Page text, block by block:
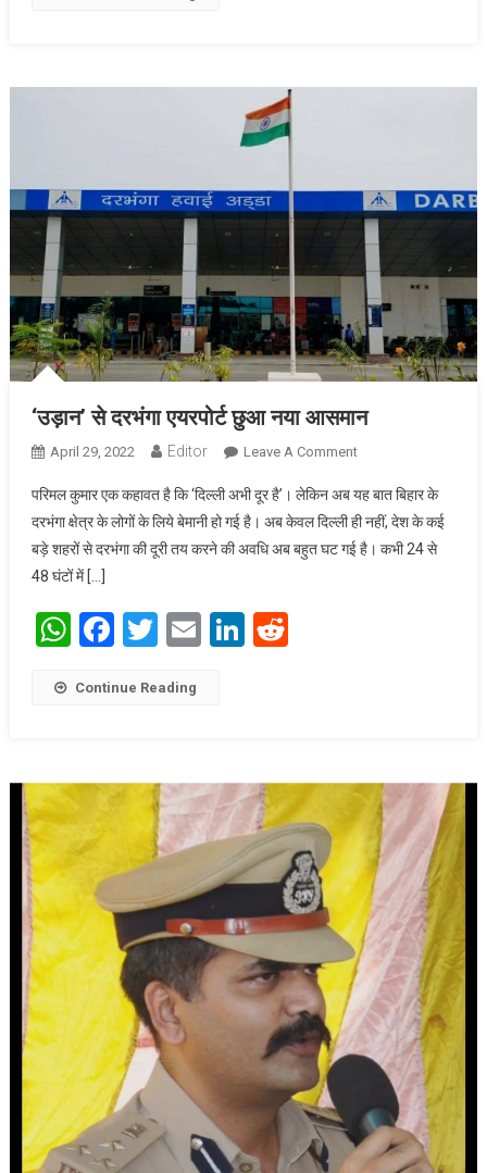
‘उड़ान’ से दरभंगा एयरपोर्ट छुआ नया आसमान
April 29, 2022 Editor Leave A CommentOn ‘उड़ान’ से दरभंगा
आसमान
परिमल कुमार एक कहावत है कि ‘दिल्ली अभी दूर है’। लेकिन अब यह बात बिहार के
दरभंगा क्षेत्र के लोगों के लिये बेमानी हो गई है। अब केवल दिल्ली ही नहीं, देश के कई
बड़े शहरों से दरभंगा की दूरी तय करने की अवधि अब बहुत घट गई है। कभी 24 से
48 घंटों में […]
WhatsApp
Facebook
Twitter
EmailLinkedIn
Reddit
Continue Reading